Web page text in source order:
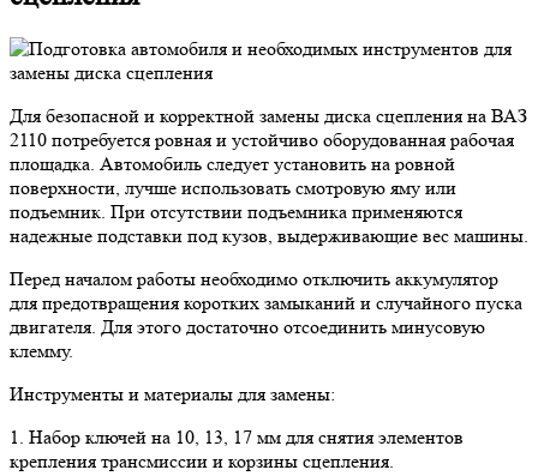
Для безопасной и корректной замены диска сцепления на ВАЗ
2110 потребуется ровная и устойчиво оборудованная рабочая
площадка. Автомобиль следует установить на ровной
поверхности, лучше использовать смотровую яму или
подъемник. При отсутствии подъемника применяются
надежные подставки под кузов, выдерживающие вес машины.
Перед началом работы необходимо отключить аккумулятор
для предотвращения коротких замыканий и случайного пуска
двигателя. Для этого достаточно отсоединить минусовую
клемму.
Инструменты и материалы для замены:
1. Набор ключей на 10, 13, 17 мм для снятия элементов
крепления трансмиссии и корзины сцепления.